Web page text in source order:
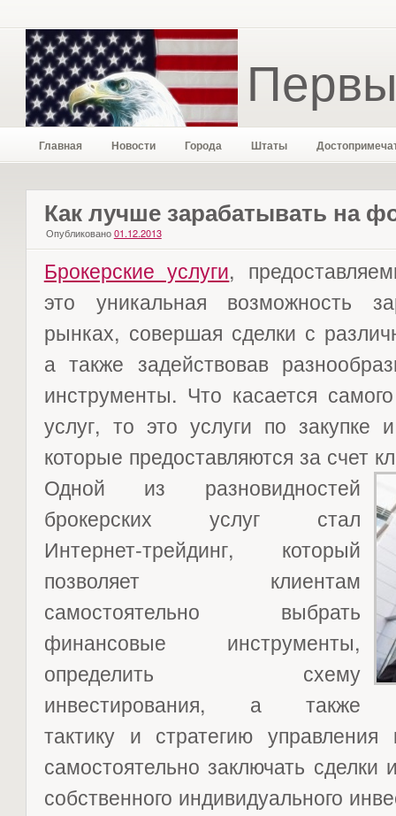
Главная Новости Города Штаты
Как лучше зарабатывать на
Опубликовано 01.12.2013
Брокерские услуги,
это уникальная возможность
рынках, совершая сделки с
а также задействовав
инструменты. Что касается
услуг, то это услуги по закупке
которые предоставляются за счет
Одной из разновидностей
брокерских услуг стал
Интернет-трейдинг, который
позволяет клиентам
самостоятельно выбрать
финансовые инструменты,
определить схему
инвестирования, а также
тактику и стратегию
самостоятельно заключать
собственного индивидуального